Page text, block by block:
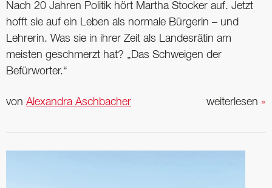
Nach 20 Jahren Politik hört Martha Stocker auf. Jetzt
hofft sie auf ein Leben als normale Bürgerin – und
Lehrerin. Was sie in ihrer Zeit als Landesrätin am
meisten geschmerzt hat? „Das Schweigen der
Befürworter.“
weiterlesen »
von Alexandra Aschbacher